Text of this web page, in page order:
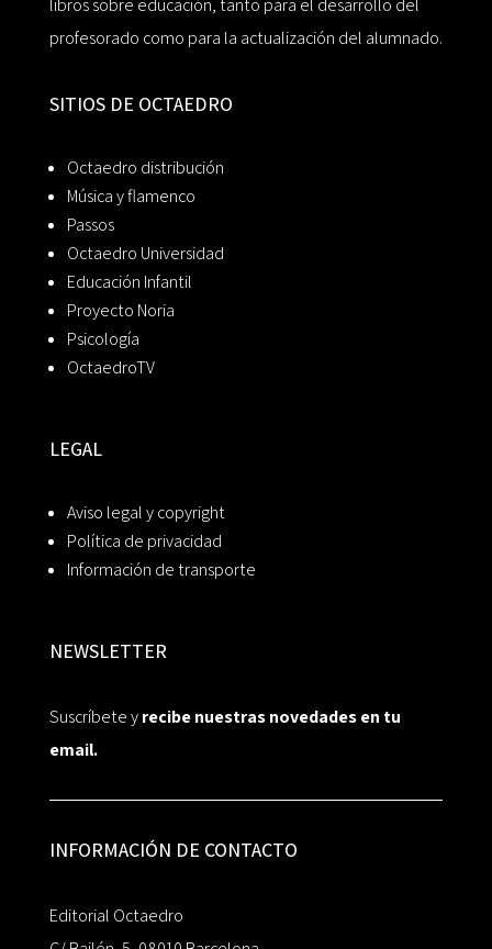
profesorado como para la actualización del alumnado.
SITIOS DE OCTAEDRO
Octaedro distribución
Música y flamenco
Passos
Octaedro Universidad
Educación Infantil
Proyecto Noria
Psicología
OctaedroTV
LEGAL
Aviso legal y copyright
Política de privacidad
Información de transporte
NEWSLETTER
Suscríbete yrecibe nuestras novedades en tu
email.
INFORMACIÓN DE CONTACTO
Editorial Octaedro